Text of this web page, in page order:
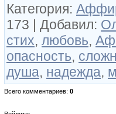
Категория:
173 | Добавил:
стих, любовь,
опасность,
душа, надежда,
Всего комментариев: 0